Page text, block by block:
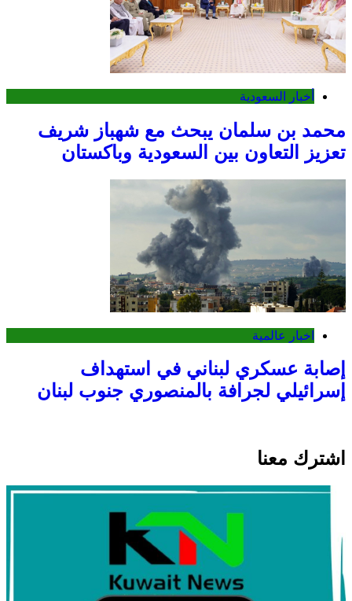
أخبار السعودية
محمد بن سلمان يبحث مع شهباز شريف
تعزيز التعاون بين السعودية وباكستان
اخبار عالمية
إصابة عسكري لبناني في استهداف
إسرائيلي لجرافة بالمنصوري جنوب لبنان
اشترك معنا